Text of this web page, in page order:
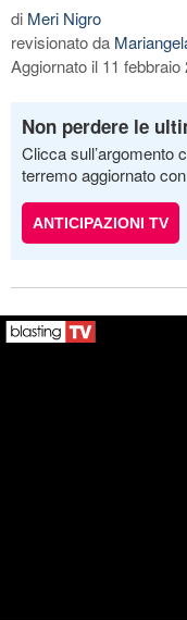
di Meri Nigro
revisionato da
Aggiornato il 11
Non perdere le
Clicca sull’argomento
terremo aggiornato
ANTICIPAZIONI TV